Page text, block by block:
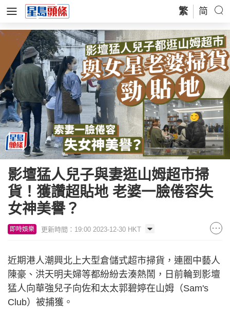
繁 简
影壇猛人兒子與妻逛山姆超市掃
貨！獲讚超貼地 老婆一臉倦容失
女神美譽？
即時娛樂 更新時間：19:00 2023-12-30 HKT
近期港人潮興北上大型倉儲式超市掃貨，連圈中藝人
陳豪、洪天明夫婦等都紛紛去湊熱鬧，日前輪到影壇
猛人向華強兒子向佐和太太郭碧婷在山姆（Sam's
Club）被捕獲。